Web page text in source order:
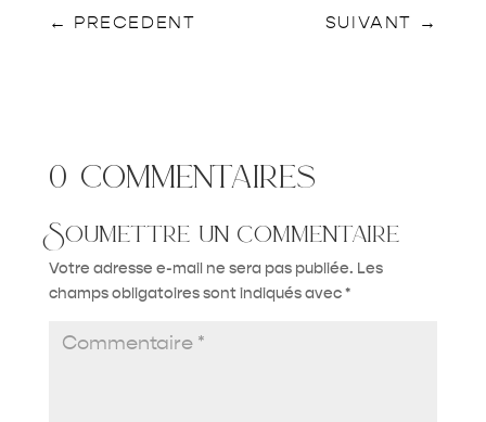
← PRECEDENT SUIVANT →
0 commentaires
Soumettre un commentaire
Votre adresse e-mail ne sera pas publiée. Les
champs obligatoires sont indiqués avec*